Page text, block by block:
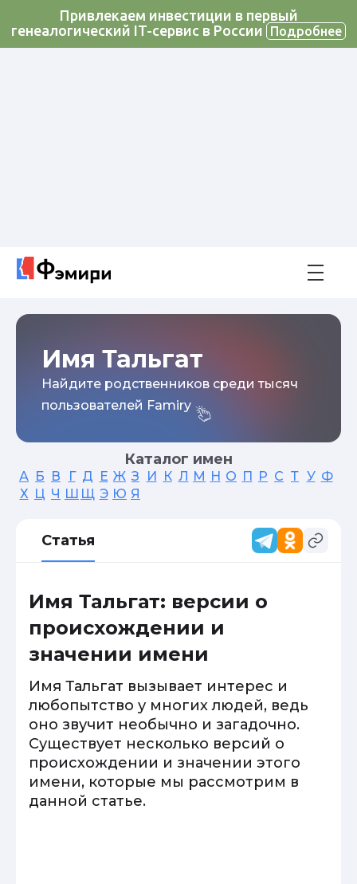
Привлекаем инвестиции в первый
генеалогический IT-сервис в России
Подробнее
Имя Тальгат
Найдите родственников среди тысяч
пользователей Famiry
Каталог имен
А Б В Г Д Е Ж З И К Л М Н О П Р С Т У Ф
Х Ц Ч Ш Щ Э Ю Я
Статья
Имя Тальгат: версии о
происхождении и
значении имени
Имя Тальгат вызывает интерес и
любопытство у многих людей, ведь
оно звучит необычно и загадочно.
Существует несколько версий о
происхождении и значении этого
имени, которые мы рассмотрим в
данной статье.